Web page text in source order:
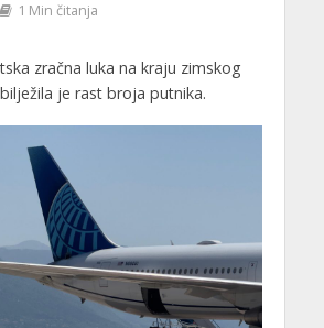
1 Min čitanja
zračna luka na kraju zimskog
je rast broja putnika.